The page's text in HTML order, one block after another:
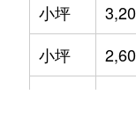
小坪
小坪